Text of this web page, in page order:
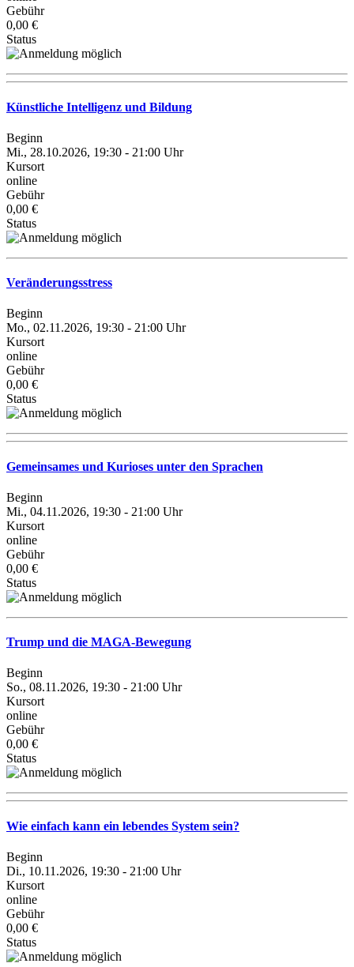
Gebühr
0,00 €
Status
Künstliche Intelligenz und Bildung
Beginn
Mi., 28.10.2026, 19:30 - 21:00 Uhr
Kursort
online
Gebühr
0,00 €
Status
Veränderungsstress
Beginn
Mo., 02.11.2026, 19:30 - 21:00 Uhr
Kursort
online
Gebühr
0,00 €
Status
Gemeinsames und Kurioses unter den Sprachen
Beginn
Mi., 04.11.2026, 19:30 - 21:00 Uhr
Kursort
online
Gebühr
0,00 €
Status
Trump und die MAGA-Bewegung
Beginn
So., 08.11.2026, 19:30 - 21:00 Uhr
Kursort
online
Gebühr
0,00 €
Status
Wie einfach kann ein lebendes System sein?
Beginn
Di., 10.11.2026, 19:30 - 21:00 Uhr
Kursort
online
Gebühr
0,00 €
Status